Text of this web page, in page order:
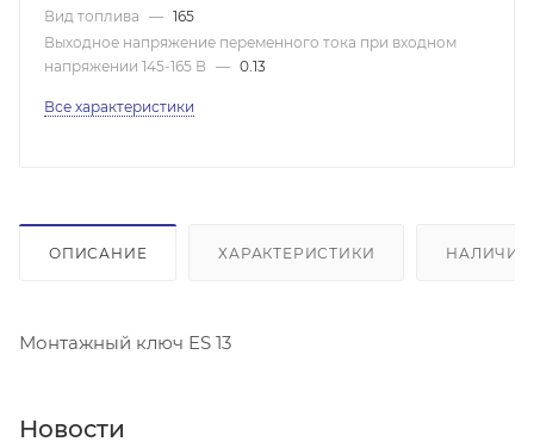
Вид топлива — 165
Выходное напряжение переменного тока при входном
напряжении 145-165 В — 0.13
Все характеристики
ОПИСАНИЕ ХАРАКТЕРИСТИКИ НАЛИЧИЕ
Монтажный ключ ES 13
Новости